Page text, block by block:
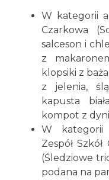
W kategorii
Czarkowa
salceson i
z
klopsiki z
z jelenia,
kapusta
kompot z
W kategorii
Zespół
(Śledziowe
podana na